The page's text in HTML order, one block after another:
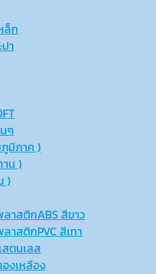
ล็ก
า
ๆ
ภูมิภาค )
าน )
)
าสติกABS สีขาว
าสติกPVC สีเทา
ตนเลส
งเหลือง